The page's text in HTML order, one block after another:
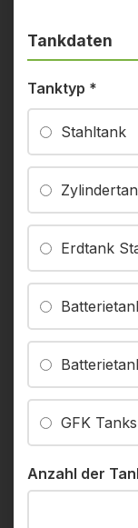
Tankdaten
Tanktyp *
Stahltank
Erdtank
GFK Tanks
Anzahl der